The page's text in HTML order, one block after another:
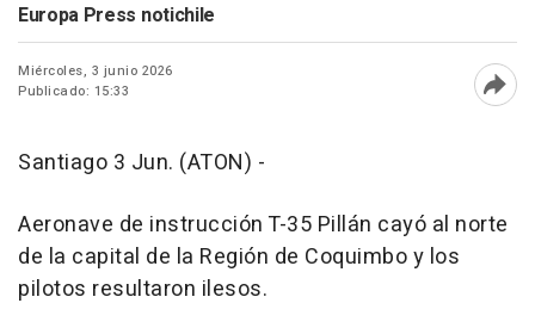
Europa Press notichile
Miércoles, 3 junio 2026
Publicado: 15:33
Santiago 3 Jun. (ATON) -
Aeronave de instrucción T-35 Pillán cayó al norte
de la capital de la Región de Coquimbo y los
pilotos resultaron ilesos.